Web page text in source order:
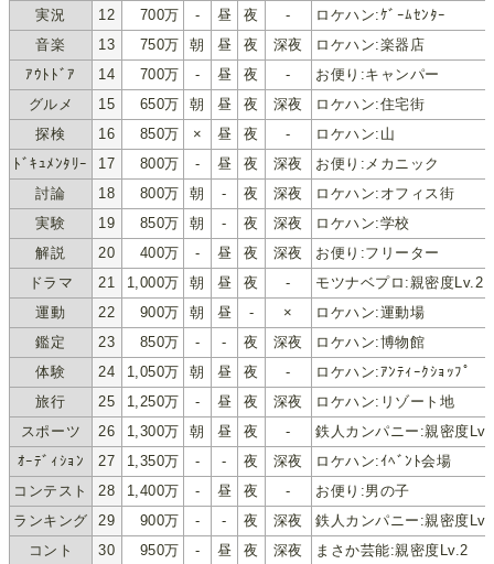
実況
12 700万 - 昼 夜 -
ロケハン:ｹﾞｰﾑｾﾝﾀｰ
音楽
13 750万 朝 昼 夜 深夜
ロケハン:楽器店
ｱｳﾄﾄﾞｱ
14 700万 - 昼 夜 -
お便り:キャンパー
グルメ
15 650万 朝 昼 夜 深夜
ロケハン:住宅街
探検
16 850万 × 昼 夜 -
ロケハン:山
ﾄﾞｷｭﾒﾝﾀﾘｰ
17 800万 - 昼 夜 深夜
お便り:メカニック
討論
18 800万 朝 - 夜 深夜
ロケハン:オフィス街
実験
19 850万 朝 - 夜 深夜
ロケハン:学校
解説
20 400万 - 昼 夜 深夜
お便り:フリーター
ドラマ
21 1,000万 朝 昼 夜 -
モツナベプロ:親密度Lv.2
運動
22 900万 朝 昼 - ×
ロケハン:運動場
鑑定
23 850万 - - 夜 深夜
ロケハン:博物館
体験
24 1,050万 朝 昼 夜 -
ロケハン:ｱﾝﾃｨｰｸｼｮｯﾌﾟ
旅行
25 1,250万 - 昼 夜 深夜
ロケハン:リゾート地
スポーツ
26 1,300万 朝 昼 夜 -
鉄人カンパニー:親密度
ｵｰﾃﾞｨｼｮﾝ
27 1,350万 - - 夜 深夜
ロケハン:ｲﾍﾞﾝﾄ会場
コンテスト
28 1,400万 - 昼 夜 -
お便り:男の子
ランキング
29 900万 - - 夜 深夜
鉄人カンパニー:親密度
コント
30 950万 - 昼 夜 深夜 まさか芸能:親密度Lv.2